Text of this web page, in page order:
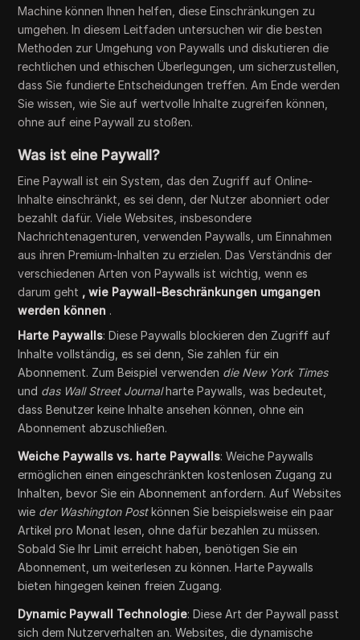
Machine können Ihnen helfen, diese Einschränkungen zu
umgehen. In diesem Leitfaden untersuchen wir die besten
Methoden zur Umgehung von Paywalls und diskutieren die
rechtlichen und ethischen Überlegungen, um sicherzustellen,
dass Sie fundierte Entscheidungen treffen. Am Ende werden
Sie wissen, wie Sie auf wertvolle Inhalte zugreifen können,
ohne auf eine Paywall zu stoßen.
Was ist eine Paywall?
Eine Paywall ist ein System, das den Zugriff auf Online-
Inhalte einschränkt, es sei denn, der Nutzer abonniert oder
bezahlt dafür. Viele Websites, insbesondere
Nachrichtenagenturen, verwenden Paywalls, um Einnahmen
aus ihren Premium-Inhalten zu erzielen. Das Verständnis der
verschiedenen Arten von Paywalls ist wichtig, wenn es
darum geht , wie Paywall-Beschränkungen umgangen
werden können .
Harte Paywalls: Diese Paywalls blockieren den Zugriff auf
Inhalte vollständig, es sei denn, Sie zahlen für ein
Abonnement. Zum Beispiel verwenden die New York Times
und das Wall Street Journalharte Paywalls, was bedeutet,
dass Benutzer keine Inhalte ansehen können, ohne ein
Abonnement abzuschließen.
Weiche Paywalls vs. harte Paywalls: Weiche Paywalls
ermöglichen einen eingeschränkten kostenlosen Zugang zu
Inhalten, bevor Sie ein Abonnement anfordern. Auf Websites
wie der Washington Postkönnen Sie beispielsweise ein paar
Artikel pro Monat lesen, ohne dafür bezahlen zu müssen.
Sobald Sie Ihr Limit erreicht haben, benötigen Sie ein
Abonnement, um weiterlesen zu können. Harte Paywalls
bieten hingegen keinen freien Zugang.
Dynamic Paywall Technologie: Diese Art der Paywall passt
sich dem Nutzerverhalten an. Websites, die dynamische